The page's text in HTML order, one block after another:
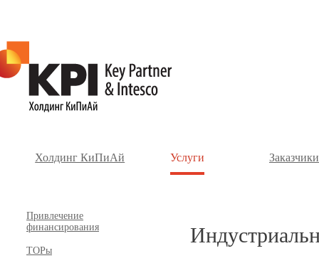
Холдинг КиПиАй Услуги Заказчики
Привлечение
финансирования
ТОРы